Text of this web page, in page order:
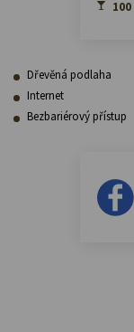
100
Dřevěná podlaha
Internet
Bezbariérový přístup